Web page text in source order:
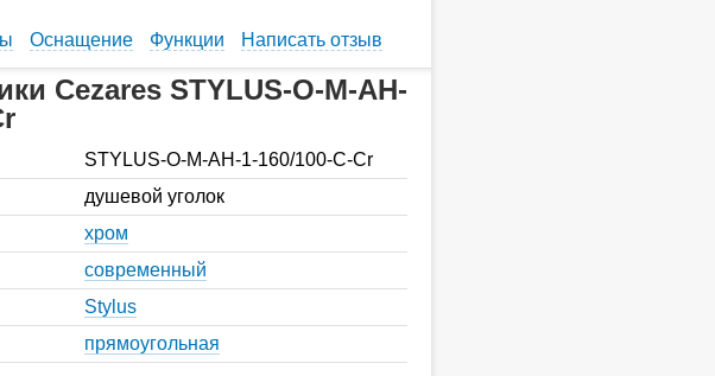
Оснащение Функции Написать отзыв
Cezares STYLUS-O-M-AH-
STYLUS-O-M-AH-1-160/100-C-Cr
душевой уголок
хром
современный
Stylus
прямоугольная